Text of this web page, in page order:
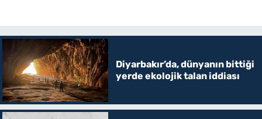
Diyarbakır’da, dünyanın bittiği
yerde ekolojik talan iddiası